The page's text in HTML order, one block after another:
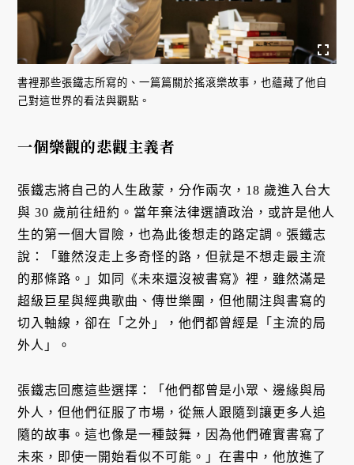
書裡那些張鐵志所寫的、一篇篇關於搖滾樂故事，也蘊藏了他自
己對這世界的看法與觀點。
一個樂觀的悲觀主義者
張鐵志將自己的人生啟蒙，分作兩次，18 歲進入台大
與 30 歲前往紐約。當年棄法律選讀政治，或許是他人
生的第一個大冒險，也為此後想走的路定調。張鐵志
說：「雖然沒走上多奇怪的路，但就是不想走最主流
的那條路。」如同《未來還沒被書寫》裡，雖然滿是
超級巨星與經典歌曲、傳世樂團，但他關注與書寫的
切入軸線，卻在「之外」，他們都曾經是「主流的局
外人」。
張鐵志回應這些選擇：「他們都曾是小眾、邊緣與局
外人，但他們征服了市場，從無人跟隨到讓更多人追
隨的故事。這也像是一種鼓舞，因為他們確實書寫了
未來，即使一開始看似不可能。」在書中，他放進了